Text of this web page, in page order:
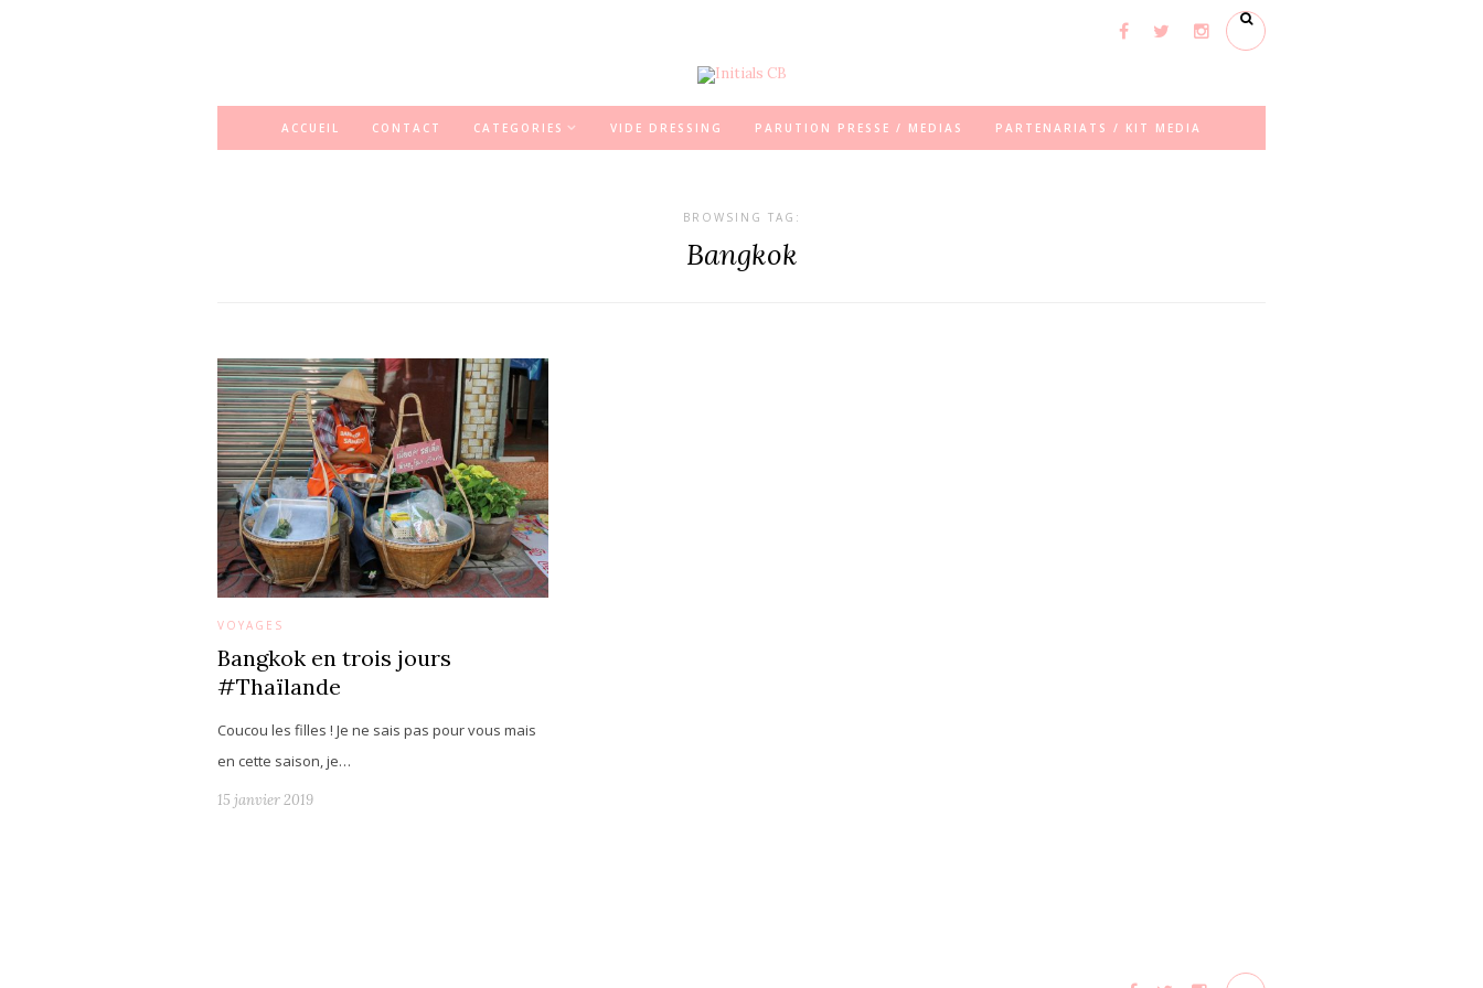
ACCUEIL CONTACT CATEGORIES VIDE DRESSING PARUTION PRESSE / MEDIAS PARTENARIATS / KIT MEDIA
BROWSING TAG:
Bangkok
VOYAGES
Bangkok en trois jours
#Thaïlande
Coucou les filles ! Je ne sais pas pour vous mais
en cette saison, je…
15 janvier 2019